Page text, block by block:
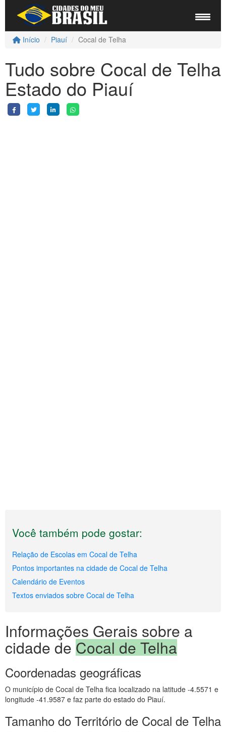
Início Piauí Cocal de Telha
Tudo sobre Cocal de Telha
Estado do Piauí
Você também pode gostar:
Relação de Escolas em Cocal de Telha
Pontos importantes na cidade de Cocal de Telha
Calendário de Eventos
Textos enviados sobre Cocal de Telha
Informações Gerais sobre a
cidade de Cocal de Telha
Coordenadas geográficas
O município de Cocal de Telha fica localizado na latitude -4.5571 e
longitude -41.9587 e faz parte do estado do Piauí.
Tamanho do Território de Cocal de Telha